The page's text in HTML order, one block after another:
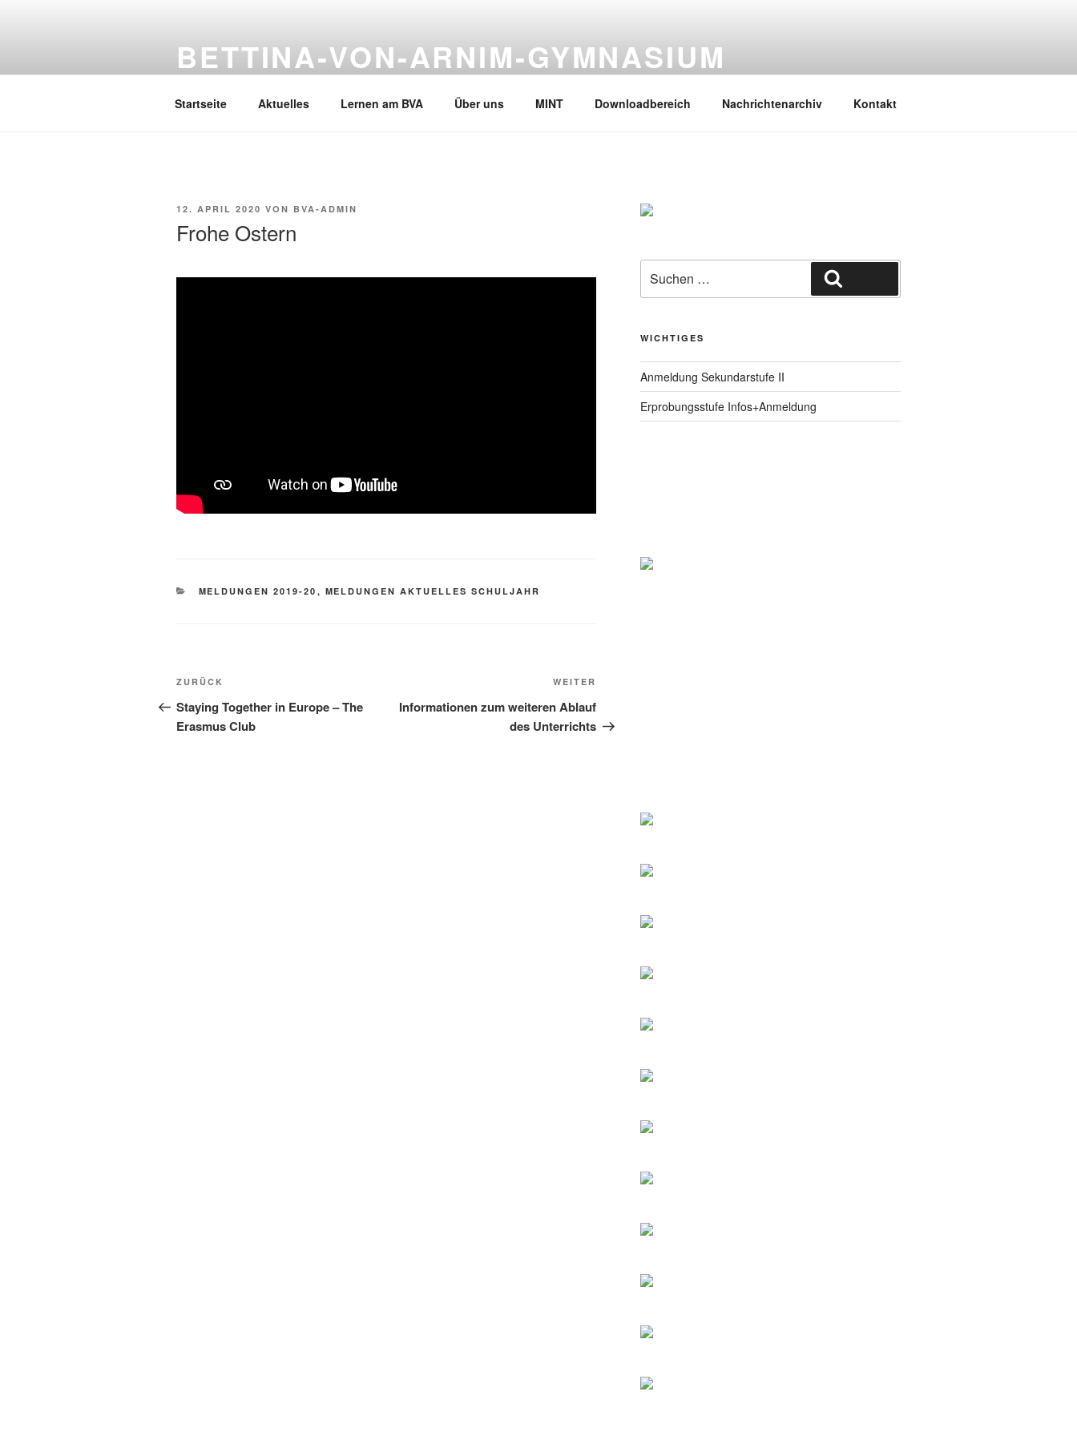
BETTINA-VON-ARNIM-GYMNASIUM
Startseite Aktuelles Lernen am BVA Über uns MINT Downloadbereich Nachrichtenarchiv Kontakt
VERÖFFENTLICHT
12. APRIL 2020 VON BVA-ADMIN
Frohe Ostern
KATEGORIEN
MELDUNGEN 2019-20 , MELDUNGEN AKTUELLES SCHULJAHR
Beitragsnavigation
Vorheriger
Beitrag
ZURÜCK
Staying Together in Europe – The
Erasmus Club
Beitrag
WEITER
Informationen zum weiteren Ablauf
des Unterrichts
nach:
WICHTIGES
Anmeldung Sekundarstufe II
Erprobungsstufe Infos+Anmeldung